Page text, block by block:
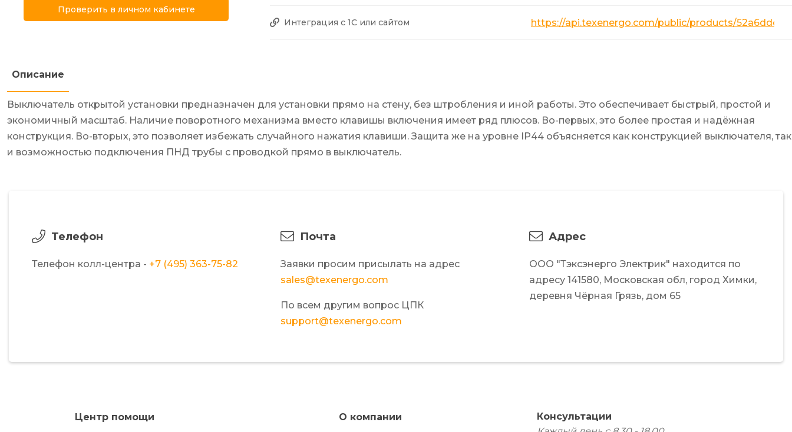
Проверить в личном кабинете
Интеграция с 1С или сайтом https://api.texenergo.com/public/products/
Описание
Выключатель открытой установки предназначен для установки прямо на стену, без штробления и иной работы. Это обеспечивает быстрый, простой и
экономичный масштаб. Наличие поворотного механизма вместо клавишы включения имеет ряд плюсов. Во-первых, это более простая и надёжная
конструкция. Во-вторых, это позволяет избежать случайного нажатия клавиши. Защита же на уровне IP44 объясняется как конструкцией выключателя, так
и возможностью подключения ПНД трубы с проводкой прямо в выключатель.
Телефон
Телефон колл-центра - +7 (495) 363-75-82
Почта
Заявки просим присылать на адрес
sales@texenergo.com
По всем другим вопрос ЦПК
support@texenergo.com
Адрес
ООО "Тэксэнерго Электрик" находится по
адресу 141580, Московская обл, город Химки,
деревня Чёрная Грязь, дом 65
Центр помощи О компании
Консультации